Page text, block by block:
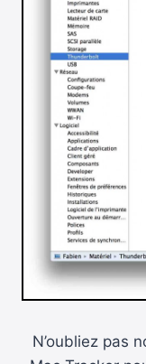
N’oubliez pas